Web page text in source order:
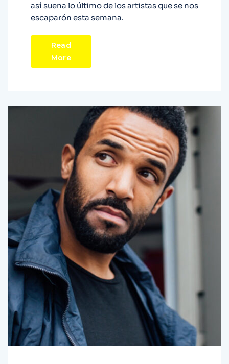
así suena lo último de los artistas que se nos
escaparón esta semana.
Read
More